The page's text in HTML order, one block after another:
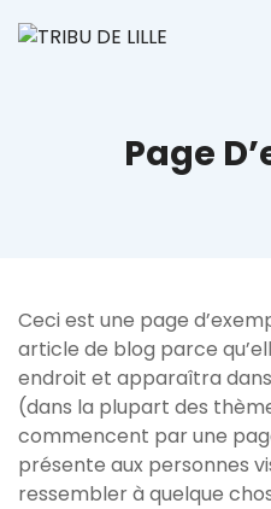
Page
Ceci est une page
article de blog parce
endroit et apparaîtra
(dans la plupart des
commencent par une
présente aux personnes
ressembler à quelque